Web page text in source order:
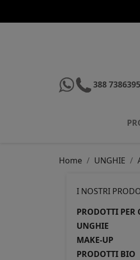
388 7386395
Home UNGHIE
I NOSTRI
PRODOTTI PER
UNGHIE
MAKE-UP
PRODOTTI BIO